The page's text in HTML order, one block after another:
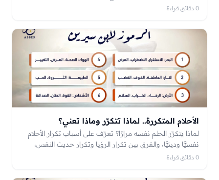
ظنّيًّا لا يقينًا، والفرق الجوهري بينه وبين الكهانة.
0 دقائق قراءة
الأحلام المتكررة.. لماذا تتكرّر وماذا تعني؟
لماذا يتكرّر الحلم نفسه مرارًا؟ تعرّف على أسباب تكرار الأحلام
نفسيًّا ودينيًّا، والفرق بين تكرار الرؤيا وتكرار حديث النفس،
ومتى يكون التكرار مؤشّرًا يستحقّ الانتباه.
0 دقائق قراءة